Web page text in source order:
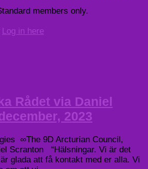
members only.
Log in here
Rådet via Daniel
2023
∞The 9D Arcturian Council,
Scranton “Hälsningar. Vi är det
glada att få kontakt med er alla. Vi